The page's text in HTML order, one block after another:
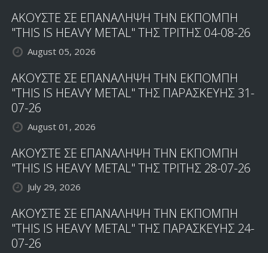
ΑΚΟΥΣΤΕ ΣΕ ΕΠΑΝΑΛΗΨΗ ΤΗΝ ΕΚΠΟΜΠΗ
"THIS IS HEAVY METAL" ΤΗΣ ΤΡΙΤΗΣ 04-08-26
August 05, 2026
ΑΚΟΥΣΤΕ ΣΕ ΕΠΑΝΑΛΗΨΗ ΤΗΝ ΕΚΠΟΜΠΗ
"THIS IS HEAVY METAL" ΤΗΣ ΠΑΡΑΣΚΕΥΗΣ 31-
07-26
August 01, 2026
ΑΚΟΥΣΤΕ ΣΕ ΕΠΑΝΑΛΗΨΗ ΤΗΝ ΕΚΠΟΜΠΗ
"THIS IS HEAVY METAL" ΤΗΣ ΤΡΙΤΗΣ 28-07-26
July 29, 2026
ΑΚΟΥΣΤΕ ΣΕ ΕΠΑΝΑΛΗΨΗ ΤΗΝ ΕΚΠΟΜΠΗ
"THIS IS HEAVY METAL" ΤΗΣ ΠΑΡΑΣΚΕΥΗΣ 24-
07-26